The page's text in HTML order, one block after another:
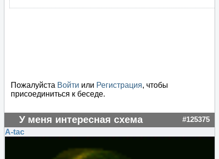
Пожалуйста Войти или Регистрация, чтобы
присоединиться к беседе.
У меня интересная схема #125375
A-tac